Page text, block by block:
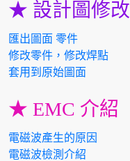
★ 設計圖修改
匯出圖面 零件
修改零件，修改焊點
套用到原始圖面
★ EMC 介紹
電磁波產生的原因
電磁波檢測介紹